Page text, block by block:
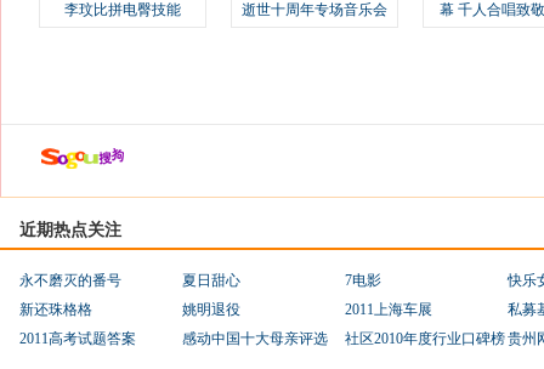
李玟比拼电臀技能
逝世十周年专场音乐会
幕 千人合唱致
近期热点关注
永不磨灭的番号 夏日甜心 7电影
快乐
新还珠格格
姚明退役 2011上海车展
私募
2011高考试题答案
感动中国十大母亲评选 社区2010年度行业口碑榜贵州